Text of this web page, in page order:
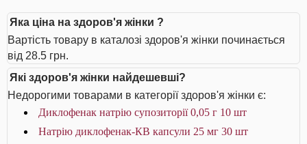
Яка ціна на здоров'я жінки ?
Вартість товару в каталозі здоров'я жінки починається
від 28.5 грн.
Які здоров'я жінки найдешевші?
Недорогими товарами в категорії здоров'я жінки є:
Диклофенак натрію супозиторії 0,05 г 10 шт
Натрію диклофенак-КВ капсули 25 мг 30 шт